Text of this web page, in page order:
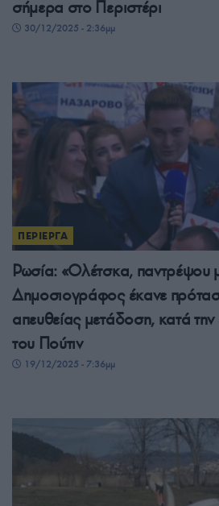
σήμερα στο Περιστέρι
30/12/2025 - 2:36μμ
ΠΕΡΙΕΡΓΑ
Ρωσία: «Ολέτσκα, παντρέψου
Δημοσιογράφος έκανε
απευθείας μετάδοση, κατά την
του Πούτιν
19/12/2025 - 7:36μμ